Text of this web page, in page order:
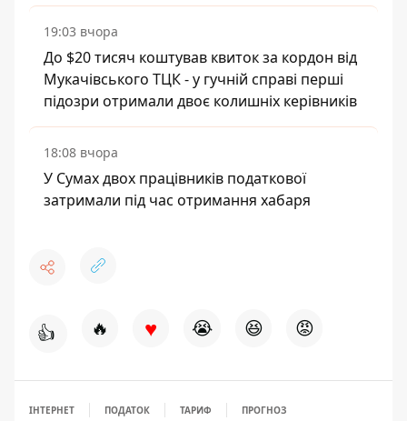
19:03 вчора
До $20 тисяч коштував квиток за кордон від
Мукачівського ТЦК - у гучній справі перші
підозри отримали двоє колишніх керівників
18:08 вчора
У Сумах двох працівників податкової
затримали під час отримання хабаря
👍 🔥 ♥ 😭 😆 😡
ІНТЕРНЕТ ПОДАТОК ТАРИФ ПРОГНОЗ